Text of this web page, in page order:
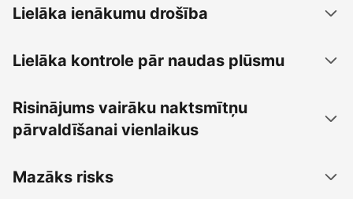
Lielāka ienākumu drošība
Lielāka kontrole pār naudas plūsmu
Risinājums vairāku naktsmītņu
pārvaldīšanai vienlaikus
Mazāks risks